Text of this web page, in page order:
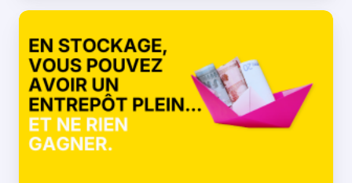
Comment
transporteur
peut
trouver
des
clients
en
stockage